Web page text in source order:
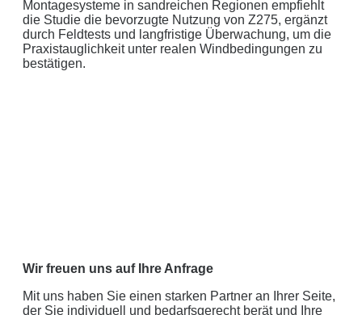
Montagesysteme in sandreichen Regionen empfiehlt
die Studie die bevorzugte Nutzung von Z275, ergänzt
durch Feldtests und langfristige Überwachung, um die
Praxistauglichkeit unter realen Windbedingungen zu
bestätigen.
Wir freuen uns auf Ihre Anfrage
Mit uns haben Sie einen starken Partner an Ihrer Seite,
der Sie individuell und bedarfsgerecht berät und Ihre